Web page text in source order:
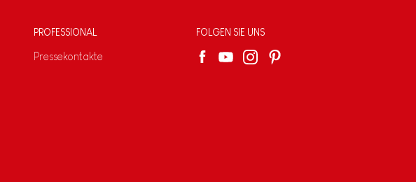
PROFESSIONAL
Pressekontakte
FOLGEN SIE UNS